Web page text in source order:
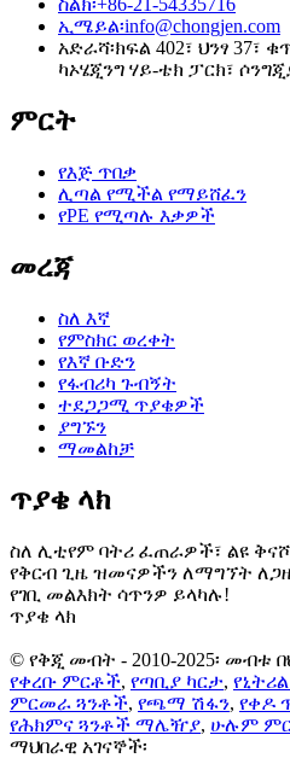
ስልክ፡+86-21-54335716
ኢሜይል፡info@chongjen.com
አድራሻ፡ክፍል 402፣ ህንፃ 37፣
ካኦሄጂንግ ሃይ-ቴክ ፓርክ፣
ምርት
የእጅ ጥበቃ
ሊጣል የሚችል የማይሸፈን
የPE የሚጣሉ እቃዎች
መረጃ
ስለ እኛ
የምስክር ወረቀት
የእኛ ቡድን
የፋብሪካ ጉብኝት
ተደጋጋሚ ጥያቄዎች
ያግኙን
ማመልከቻ
ጥያቄ ላክ
ስለ ሊቲየም ባትሪ ፈጠራዎች፣ ልዩ
የቅርብ ጊዜ ዝመናዎችን ለማግኘት
የገቢ መልእክት ሳጥንዎ ይላካሉ!
ጥያቄ ላክ
© የቅጂ መብት - 2010-2025፡ መብቱ
የቀረቡ ምርቶች, የጣቢያ ካርታ,
ምርመራ ጓንቶች, የጫማ ሽፋን, የቀዶ
የሕክምና ጓንቶች ማሌዥያ, ሁሉም
ማህበራዊ አገናኞች፡